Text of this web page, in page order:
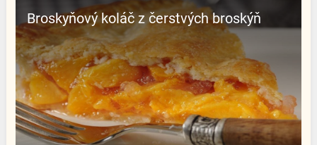
Broskyňový koláč z čerstvých broskýň